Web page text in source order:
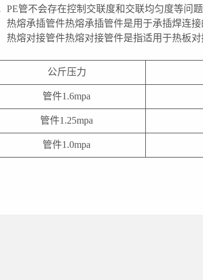
PE管不会存在控制交联度和交联均匀度等问
热熔承插管件热熔承插管件是用于承插焊连
热熔对接管件热熔对接管件是指适用于热板
公斤压力
管件1.6mpa
管件1.25mpa
管件1.0mpa